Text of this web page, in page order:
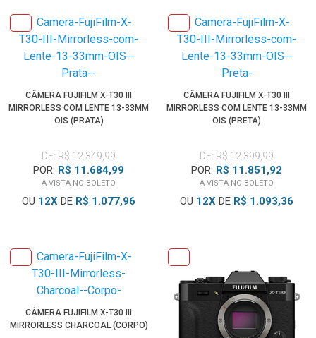
CÂMERA FUJIFILM X-T30 III
MIRRORLESS COM LENTE 13-33MM
OIS (PRATA)
DE: R$ 12.349,99
POR: R$ 11.684,99
À VISTA NO BOLETO
OU 12X DE R$ 1.077,96
CÂMERA FUJIFILM X-T30 III
MIRRORLESS COM LENTE 13-33MM
OIS (PRETA)
DE: R$ 12.399,99
POR: R$ 11.851,92
À VISTA NO BOLETO
OU 12X DE R$ 1.093,36
CÂMERA FUJIFILM X-T30 III
MIRRORLESS CHARCOAL (CORPO)